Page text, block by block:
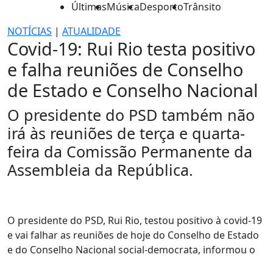
ÚltimasMúsicaDesportoTrânsito
NOTÍCIAS | ATUALIDADE
Covid-19: Rui Rio testa positivo
e falha reuniões de Conselho
de Estado e Conselho Nacional
O presidente do PSD também não
irá às reuniões de terça e quarta-
feira da Comissão Permanente da
Assembleia da República.
O presidente do PSD, Rui Rio, testou positivo à covid-19
e vai falhar as reuniões de hoje do Conselho de Estado
e do Conselho Nacional social-democrata, informou o